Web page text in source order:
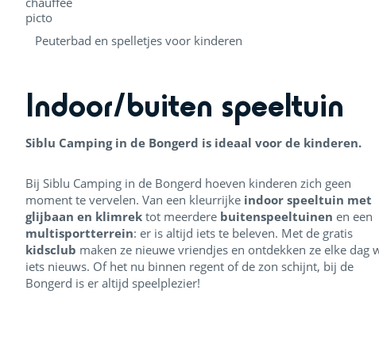
Peuterbad en spelletjes voor kinderen
Indoor/buiten speeltuin
Siblu Camping in de Bongerd is ideaal voor de kinderen.
Bij Siblu Camping in de Bongerd hoeven kinderen zich geen
moment te vervelen. Van een kleurrijke indoor speeltuin met
glijbaan en klimrek tot meerdere buitenspeeltuinen en een
multisportterrein: er is altijd iets te beleven. Met de gratis
kidsclub maken ze nieuwe vriendjes en ontdekken ze elke dag
iets nieuws. Of het nu binnen regent of de zon schijnt, bij de
Bongerd is er altijd speelplezier!